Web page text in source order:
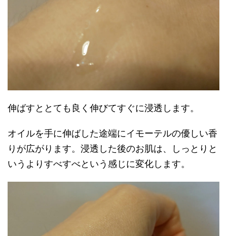
伸ばすととても良く伸びてすぐに浸透します。
オイルを手に伸ばした途端にイモーテルの優しい香
りが広がります。浸透した後のお肌は、しっとりと
いうよりすべすべという感じに変化します。